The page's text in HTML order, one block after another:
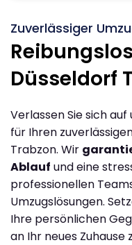
Zuverlässiger
Düsseldorf
Verlassen Sie sich
für Ihren
Trabzon. Wir
Ablauf und eine
professionellen
Umzugslösungen.
Ihre persönlichen
an Ihr neues Zuhause